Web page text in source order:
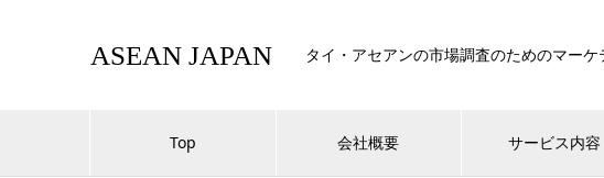
ASEAN JAPAN タイ・アセアンの市場調査のためのマーケ
Top 会社概要 サービス内容